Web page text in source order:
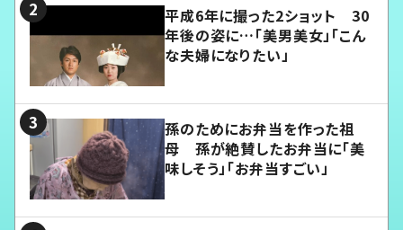
平成6年に撮った2ショット 30
年後の姿に…「美男美女」「こん
な夫婦になりたい」
孫のためにお弁当を作った祖
母 孫が絶賛したお弁当に「美
味しそう」「お弁当すごい」